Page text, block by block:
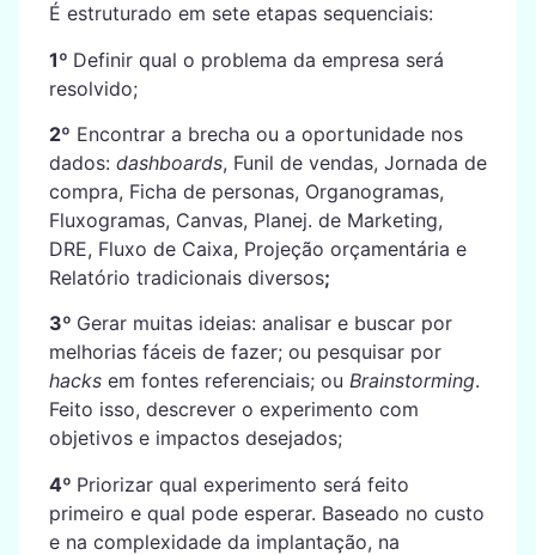
É estruturado em sete etapas sequenciais:
1º Definir qual o problema da empresa será
resolvido;
2º Encontrar a brecha ou a oportunidade nos
dados: dashboards, Funil de vendas, Jornada de
compra, Ficha de personas, Organogramas,
Fluxogramas, Canvas, Planej. de Marketing,
DRE, Fluxo de Caixa, Projeção orçamentária e
Relatório tradicionais diversos;
3º Gerar muitas ideias: analisar e buscar por
melhorias fáceis de fazer; ou pesquisar por
hacks em fontes referenciais; ou Brainstorming.
Feito isso, descrever o experimento com
objetivos e impactos desejados;
4º Priorizar qual experimento será feito
primeiro e qual pode esperar. Baseado no custo
e na complexidade da implantação, na